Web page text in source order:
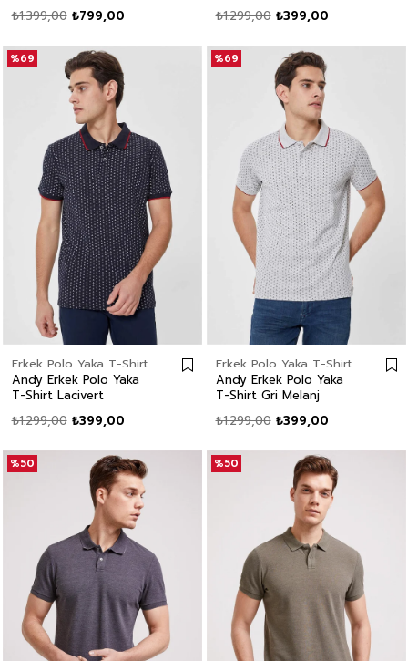
₺799,00
₺1.399,00 ₺399,00
₺1.299,00
Erkek Polo Yaka T-Shirt
Andy Erkek Polo Yaka
T-Shirt Lacivert
₺399,00
₺1.299,00
%69
Erkek Polo Yaka T-Shirt
Andy Erkek Polo Yaka
T-Shirt Gri Melanj
₺399,00
₺1.299,00
%69
%50 %50